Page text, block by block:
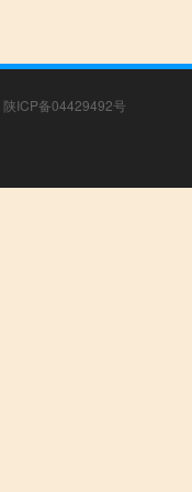
陕ICP备04429492号